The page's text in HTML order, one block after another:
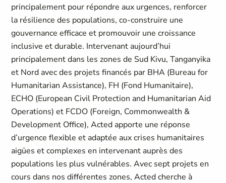
principalement pour répondre aux urgences, renforcer
la résilience des populations, co-construire une
gouvernance efficace et promouvoir une croissance
inclusive et durable. Intervenant aujourd’hui
principalement dans les zones de Sud Kivu, Tanganyika
et Nord avec des projets financés par BHA (Bureau for
Humanitarian Assistance), FH (Fond Humanitaire),
ECHO (European Civil Protection and Humanitarian Aid
Operations) et FCDO (Foreign, Commonwealth &
Development Office), Acted apporte une réponse
d’urgence flexible et adaptée aux crises humanitaires
aigües et complexes en intervenant auprès des
populations les plus vulnérables. Avec sept projets en
cours dans nos différentes zones, Acted cherche à